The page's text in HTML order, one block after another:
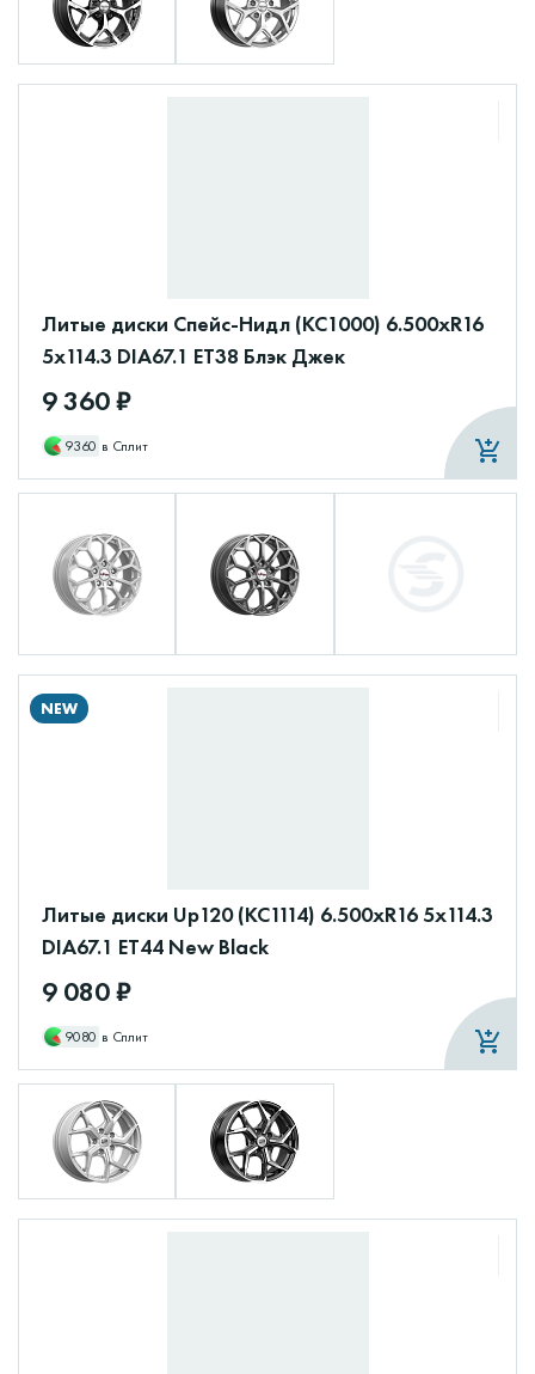
Литые диски Спейс-Нидл (КС1000) 6.500xR16
5x114.3 DIA67.1 ET38 Блэк Джек
9 360 ₽
9360 в Сплит
NEW
Литые диски Up120 (КС1114) 6.500xR16 5x114.3
DIA67.1 ET44 New Black
9 080 ₽
9080 в Сплит